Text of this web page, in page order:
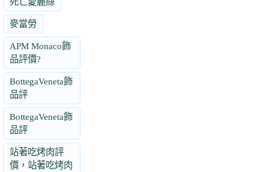
麥當勞
APM Monaco飾
品評價?
BottegaVeneta飾
品評
BottegaVeneta飾
品評
站著吃烤肉評
價，站著吃烤肉